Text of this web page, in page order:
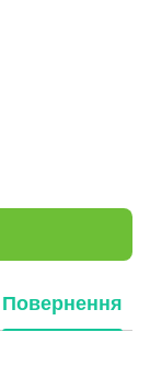
Повернення